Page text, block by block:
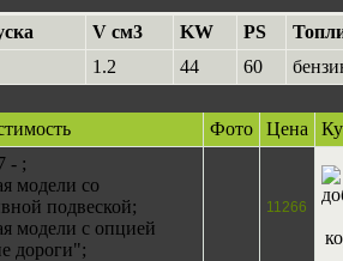
V см3 KW PS
1.2 44 60
Фото Цена
- ;
модели со
подвеской;
модели с опцией
дороги";
11266